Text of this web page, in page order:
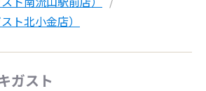
ト北小金店）
ガスト